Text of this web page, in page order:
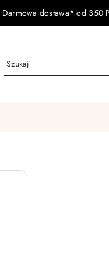
Darmowa dostawa* od 350